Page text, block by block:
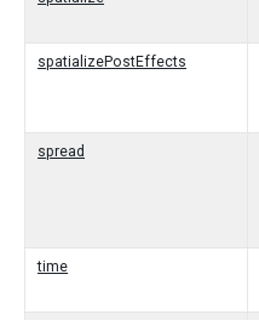
spatializePostEffects
spread
time